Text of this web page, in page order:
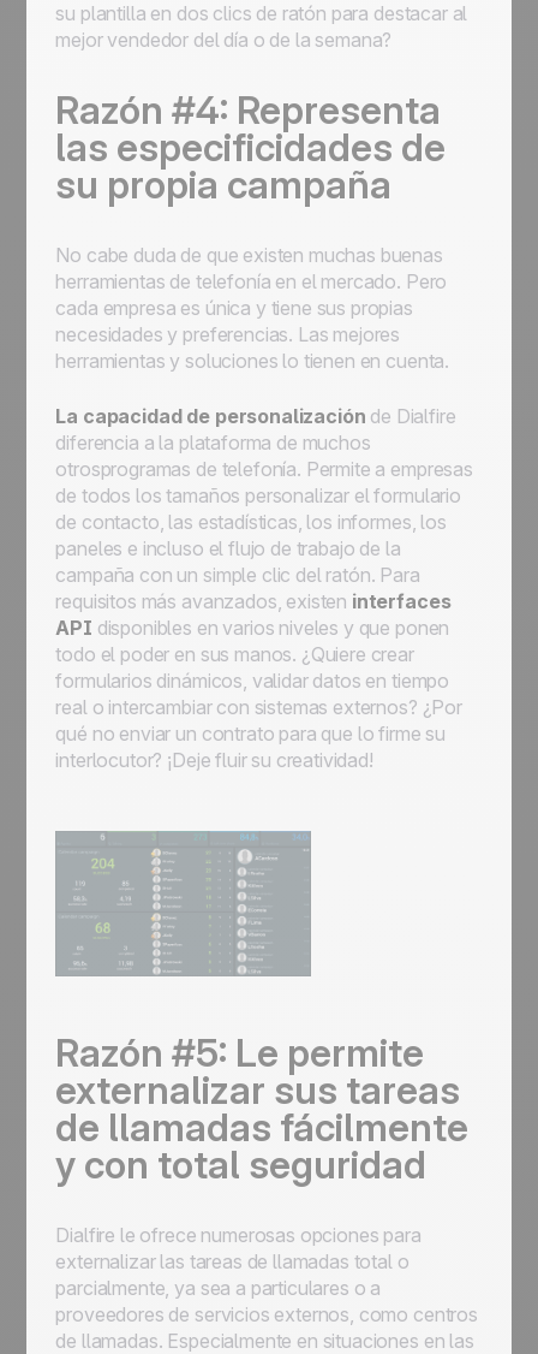
su plantilla en dos clics de ratón para destacar al
mejor vendedor del día o de la semana?
Razón #4: Representa
las especificidades de
su propia campaña
No cabe duda de que existen muchas buenas
herramientas de telefonía en el mercado. Pero
cada empresa es única y tiene sus propias
necesidades y preferencias. Las mejores
herramientas y soluciones lo tienen en cuenta.
La capacidad de personalización de Dialfire
diferencia a la plataforma de muchos
otrosprogramas de telefonía. Permite a empresas
de todos los tamaños personalizar el formulario
de contacto, las estadísticas, los informes, los
paneles e incluso el flujo de trabajo de la
campaña con un simple clic del ratón. Para
requisitos más avanzados, existen interfaces
API disponibles en varios niveles y que ponen
todo el poder en sus manos. ¿Quiere crear
formularios dinámicos, validar datos en tiempo
real o intercambiar con sistemas externos? ¿Por
qué no enviar un contrato para que lo firme su
interlocutor? ¡Deje fluir su creatividad!
Razón #5: Le permite
externalizar sus tareas
de llamadas fácilmente
y con total seguridad
Dialfire le ofrece numerosas opciones para
externalizar las tareas de llamadas total o
parcialmente, ya sea a particulares o a
proveedores de servicios externos, como centros
de llamadas. Especialmente en situaciones en las